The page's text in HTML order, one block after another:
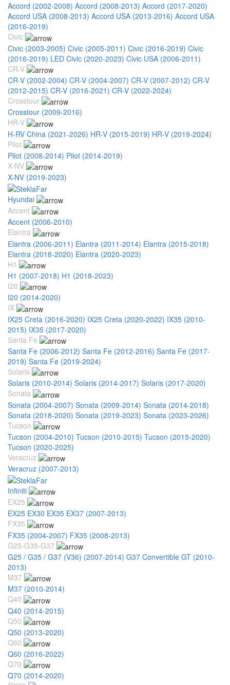
Accord (2002-2008) Accord (2008-2013) Accord (2017-2020)
Accord USA (2008-2013) Accord USA (2013-2016) Accord USA
(2016-2019)
Civic
Civic (2003-2005) Civic (2005-2011) Civic (2016-2019) Civic
(2016-2019) LED Civic (2020-2023) Civic USA (2006-2011)
CR-V
CR-V (2002-2004) CR-V (2004-2007) CR-V (2007-2012) CR-V
(2012-2015) CR-V (2016-2021) CR-V (2022-2024)
Crosstour
Crosstour (2009-2016)
HR-V
H-RV China (2021-2026) HR-V (2015-2019) HR-V (2019-2024)
Pilot
Pilot (2008-2014) Pilot (2014-2019)
X-NV
X-NV (2019-2023)
Hyundai
Accent
Accent (2006-2010)
Elantra
Elantra (2006-2011) Elantra (2011-2014) Elantra (2015-2018)
Elantra (2018-2020) Elantra (2020-2023)
H1
H1 (2007-2018) H1 (2018-2023)
I20
I20 (2014-2020)
IX
IX25 Creta (2016-2020) IX25 Creta (2020-2022) IX35 (2010-
2015) IX35 (2017-2020)
Santa Fe
Santa Fe (2006-2012) Santa Fe (2012-2016) Santa Fe (2017-
2019) Santa Fe (2019-2024)
Solaris
Solaris (2010-2014) Solaris (2014-2017) Solaris (2017-2020)
Sonata
Sonata (2004-2007) Sonata (2009-2014) Sonata (2014-2018)
Sonata (2018-2020) Sonata (2019-2023) Sonata (2023-2026)
Tucson
Tucson (2004-2010) Tucson (2010-2015) Tucson (2015-2020)
Tucson (2020-2025)
Veracruz
Veracruz (2007-2013)
Infiniti
EX25
EX25 EX30 EX35 EX37 (2007-2013)
FX35
FX35 (2004-2007) FX35 (2008-2013)
G25-G35-G37
G25 / G35 / G37 (V36) (2007-2014) G37 Convertible GT (2010-
2013)
M37
M37 (2010-2014)
Q40
Q40 (2014-2015)
Q50
Q50 (2013-2020)
Q60
Q60 (2016-2022)
Q70
Q70 (2014-2020)